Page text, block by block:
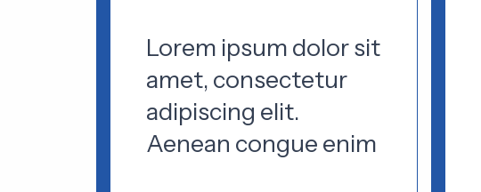
Lorem ipsum dolor sit
amet, consectetur
adipiscing elit.
Aenean congue enim